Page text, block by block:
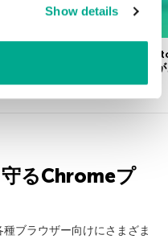
Show details
Kaspersky eSIM
ンターネット接続
るChromeプ
ブラウザー向けにさまざま